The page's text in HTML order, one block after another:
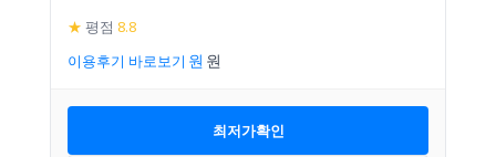
★ 평점 8.8
이용후기 바로보기
최저가확인